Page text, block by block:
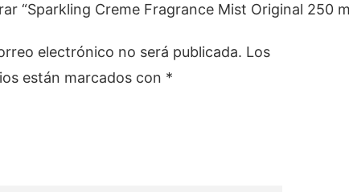
“Sparkling Creme Fragrance Mist Original 250
electrónico no será publicada. Los
están marcados con *